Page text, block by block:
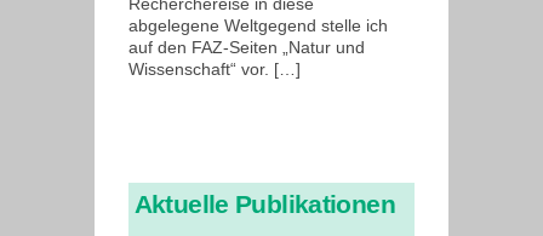
abgelegene Weltgegend stelle ich
auf den FAZ-Seiten „Natur und
Wissenschaft“ vor. […]
Aktuelle Publikationen